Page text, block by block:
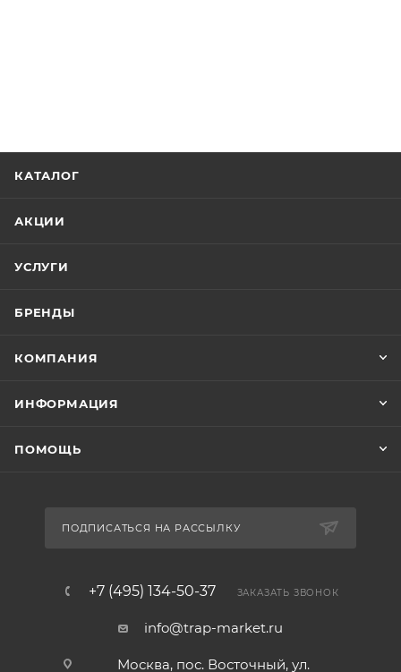
КАТАЛОГ
АКЦИИ
УСЛУГИ
БРЕНДЫ
КОМПАНИЯ
ИНФОРМАЦИЯ
ПОМОЩЬ
ПОДПИСАТЬСЯ НА РАССЫЛКУ
+7 (495) 134-50-37 ЗАКАЗАТЬ ЗВОНОК
info@trap-market.ru
Москва, пос. Восточный, ул.